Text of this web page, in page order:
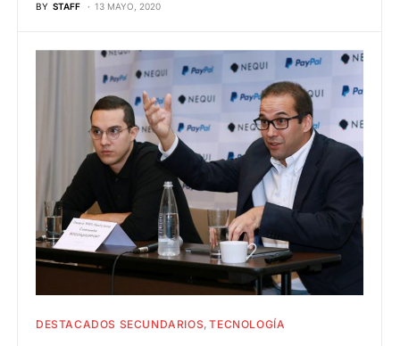
BY STAFF 13 MAYO, 2020
DESTACADOS SECUNDARIOS TECNOLOGÍA